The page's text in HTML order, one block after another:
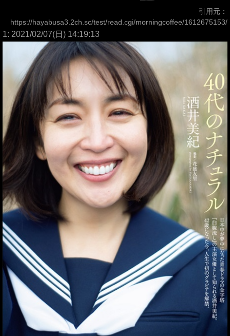
引用元：
https://hayabusa3.2ch.sc/test/read.cgi/morningcoffee/1612675153/
1: 2021/02/07(日) 14:19:13